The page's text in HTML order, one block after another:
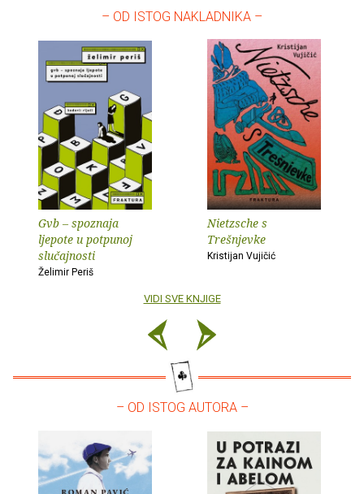
– OD ISTOG NAKLADNIKA –
Gvb – spoznaja
ljepote u potpunoj
slučajnosti
Želimir Periš
Nietzsche s
Trešnjevke
Kristijan Vujičić
VIDI SVE KNJIGE
– OD ISTOG AUTORA –